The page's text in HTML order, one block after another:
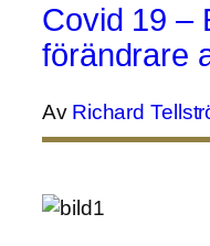
Covid 19 –
förändrare
Av Richard